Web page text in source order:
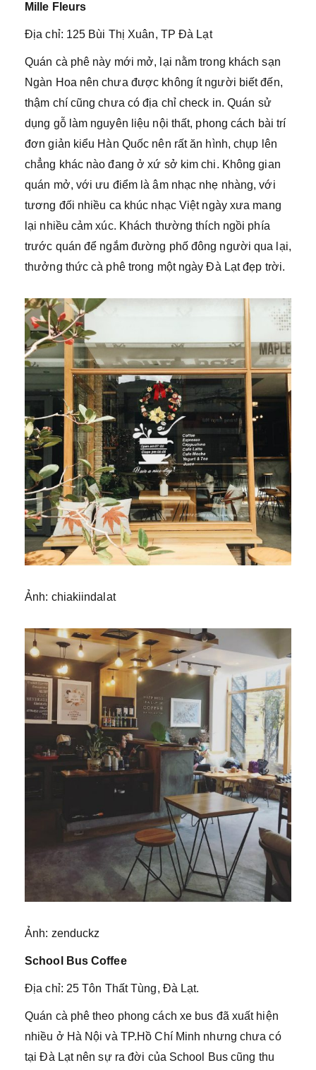
Mille Fleurs
Địa chỉ: 125 Bùi Thị Xuân, TP Đà Lạt
Quán cà phê này mới mở, lại nằm trong khách sạn
Ngàn Hoa nên chưa được không ít người biết đến,
thậm chí cũng chưa có địa chỉ check in. Quán sử
dụng gỗ làm nguyên liệu nội thất, phong cách bài trí
đơn giản kiểu Hàn Quốc nên rất ăn hình, chụp lên
chẳng khác nào đang ở xứ sở kim chi. Không gian
quán mở, với ưu điểm là âm nhạc nhẹ nhàng, với
tương đối nhiều ca khúc nhạc Việt ngày xưa mang
lại nhiều cảm xúc. Khách thường thích ngồi phía
trước quán để ngắm đường phố đông người qua lại,
thưởng thức cà phê trong một ngày Đà Lạt đẹp trời.
Ảnh: chiakiindalat
Ảnh: zenduckz
School Bus Coffee
Địa chỉ: 25 Tôn Thất Tùng, Đà Lạt.
Quán cà phê theo phong cách xe bus đã xuất hiện
nhiều ở Hà Nội và TP.Hồ Chí Minh nhưng chưa có
tại Đà Lạt nên sự ra đời của School Bus cũng thu